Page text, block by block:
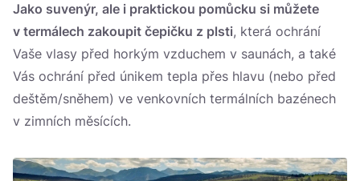
Jako suvenýr, ale i praktickou pomůcku si můžete
v termálech zakoupit čepičku z plsti, která ochrání
Vaše vlasy před horkým vzduchem v saunách, a také
Vás ochrání před únikem tepla přes hlavu (nebo před
deštěm/sněhem) ve venkovních termálních bazénech
v zimních měsících.